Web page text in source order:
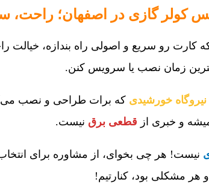
گازی در اصفهان؛ راحت،
کارت رو سریع و اصولی راه بندازه، خیالت
زمان نصب یا سرویس کنن.
نیروگاه خورشیدی که برات طراحی و نصب
و خبری از قطعی برق نیست.
نیست! هر چی بخوای، از مشاوره برای
مشکلی بود، کنارتیم!